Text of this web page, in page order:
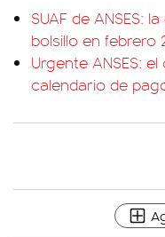
SUAF de ANSES:
bolsillo en febrero
Urgente ANSES:
calendario de